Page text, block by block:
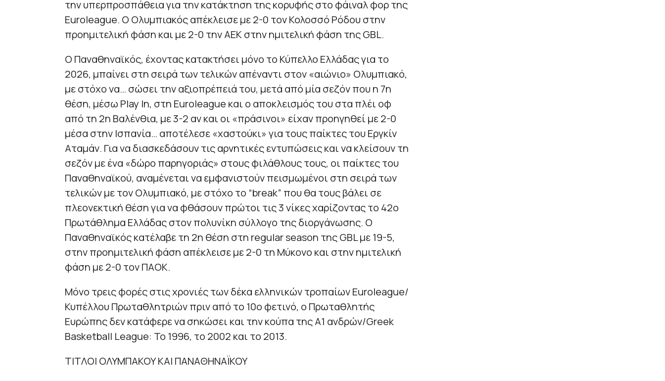
την υπερπροσπάθεια για την κατάκτηση της κορυφής στο φάιναλ φορ της
Euroleague. Ο Ολυμπιακός απέκλεισε με 2-0 τον Κολοσσό Ρόδου στην
προημιτελική φάση και με 2-0 την ΑΕΚ στην ημιτελική φάση της GBL.
Ο Παναθηναϊκός, έχοντας κατακτήσει μόνο το Κύπελλο Ελλάδας για το
2026, μπαίνει στη σειρά των τελικών απέναντι στον «αιώνιο» Ολυμπιακό,
με στόχο να… σώσει την αξιοπρέπειά του, μετά από μία σεζόν που η 7η
θέση, μέσω Play In, στη Euroleague και ο αποκλεισμός του στα πλέι οφ
από τη 2η Βαλένθια, με 3-2 αν και οι «πράσινοι» είχαν προηγηθεί με 2-0
μέσα στην Ισπανία… αποτέλεσε «χαστούκι» για τους παίκτες του Εργκίν
Αταμάν. Για να διασκεδάσουν τις αρνητικές εντυπώσεις και να κλείσουν τη
σεζόν με ένα «δώρο παρηγοριάς» στους φιλάθλους τους, οι παίκτες του
Παναθηναϊκού, αναμένεται να εμφανιστούν πεισμωμένοι στη σειρά των
τελικών με τον Ολυμπιακό, με στόχο το “break” που θα τους βάλει σε
πλεονεκτική θέση για να φθάσουν πρώτοι τις 3 νίκες χαρίζοντας το 42ο
Πρωτάθλημα Ελλάδας στον πολυνίκη σύλλογο της διοργάνωσης. O
Παναθηναϊκός κατέλαβε τη 2η θέση στη regular season της GBL με 19-5,
στην προημιτελική φάση απέκλεισε με 2-0 τη Μύκονο και στην ημιτελική
φάση με 2-0 τον ΠΑΟΚ.
Mόνο τρεις φορές στις χρονιές των δέκα ελληνικών τροπαίων Euroleague/
Κυπέλλου Πρωταθλητριών πριν από το 10ο φετινό, ο Πρωταθλητής
Ευρώπης δεν κατάφερε να σηκώσει και την κούπα της Α1 ανδρών/Greek
Basketball League: To 1996, το 2002 και το 2013.
ΤΙΤΛΟΙ ΟΛΥΜΠΑΚΟΥ ΚΑΙ ΠΑΝΑΘΗΝΑΪΚΟΥ